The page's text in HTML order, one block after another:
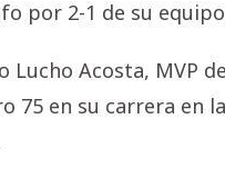
por 2-1 de su
Lucho Acosta, MVP
75 en su carrera en